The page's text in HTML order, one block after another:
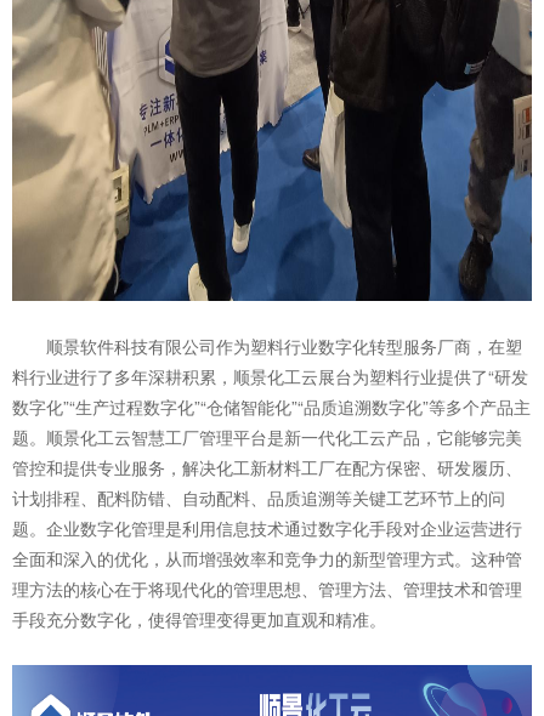
顺景软件科技有限公司作为塑料行业数字化转型服务厂商，在塑
料行业进行了多年深耕积累，顺景化工云展台为塑料行业提供了“研发
数字化”“生产过程数字化”“仓储智能化”“品质追溯数字化”等多个产品主
题。顺景化工云智慧工厂管理平台是新一代化工云产品，它能够完美
管控和提供专业服务，解决化工新材料工厂在配方保密、研发履历、
计划排程、配料防错、自动配料、品质追溯等关键工艺环节上的问
题。企业数字化管理是利用信息技术通过数字化手段对企业运营进行
全面和深入的优化，从而增强效率和竞争力的新型管理方式。这种管
理方法的核心在于将现代化的管理思想、管理方法、管理技术和管理
手段充分数字化，使得管理变得更加直观和精准。